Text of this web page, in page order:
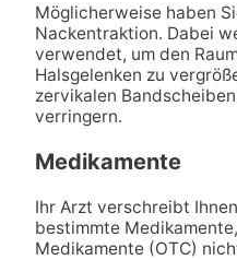
Möglicherweise haben
Nackentraktion. Dabei
verwendet, um den
Halsgelenken zu
zervikalen
verringern.
Medikamente
Ihr Arzt verschreibt
bestimmte
Medikamente (OTC)